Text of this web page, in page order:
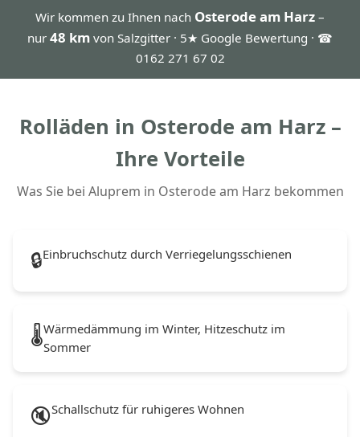
Wir kommen zu Ihnen nach Osterode am Harz –
nur 48 km von Salzgitter · 5★ Google Bewertung · ☎
0162 271 67 02
Rolläden in Osterode am Harz –
Ihre Vorteile
Was Sie bei Aluprem in Osterode am Harz bekommen
🔒Einbruchschutz durch Verriegelungsschienen
🌡️Wärmedämmung im Winter, Hitzeschutz im
Sommer
🔇Schallschutz für ruhigeres Wohnen